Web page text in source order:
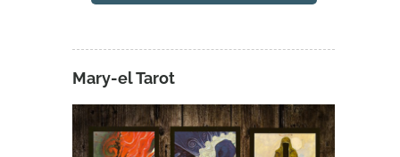
Mary-el Tarot